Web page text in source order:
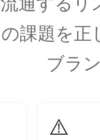
の課題を正
ブラ
⚠️